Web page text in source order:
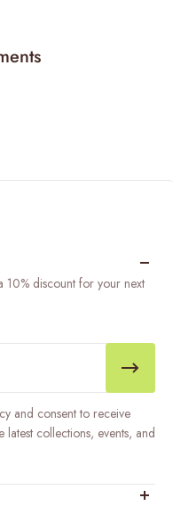
10% discount for your next
and consent to receive
collections, events, and